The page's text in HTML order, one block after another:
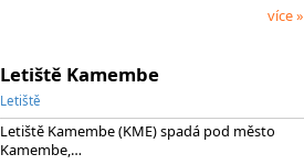
více »
Letiště Kamembe
Letiště
Letiště Kamembe (KME) spadá pod město
Kamembe,…